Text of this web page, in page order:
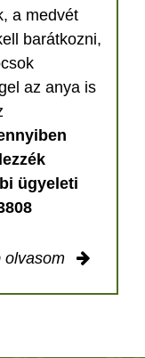
a medvét
barátkozni,
az anya is
ügyeleti
olvasom